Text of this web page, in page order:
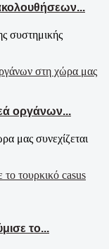
συστημικής
οργάνων...
μας συνεχίζεται
το...